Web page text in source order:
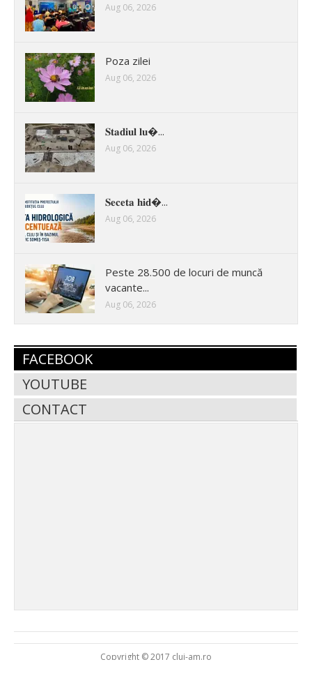
Aug 06, 2026
Poza zilei
Aug 06, 2026
𝐒𝐭𝐚𝐝𝐢𝐮𝐥 𝐥𝐮�...
Aug 06, 2026
𝐒𝐞𝐜𝐞𝐭𝐚 𝐡𝐢𝐝�...
Aug 06, 2026
Peste 28.500 de locuri de muncă
vacante...
Aug 06, 2026
FACEBOOK
YOUTUBE
CONTACT
Copyright © 2017 cluj-am.ro